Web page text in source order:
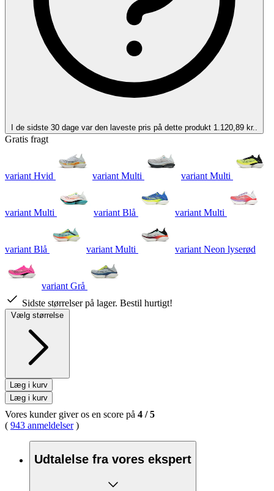
I de sidste 30 dage var den laveste pris på dette produkt 1.120,89 kr..
Gratis fragt
variant Hvid variant Multi variant Multi
variant Multi variant Blå variant Multi
variant Blå variant Multi variant Neon lyserød
variant Grå
Sidste størrelser på lager. Bestil hurtigt!
Vælg størrelse
Læg i kurv
Læg i kurv
Vores kunder giver os en score på 4 /5
( 943 anmeldelser)
Udtalelse fra vores ekspert